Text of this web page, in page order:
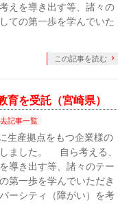
えを導き出す等、諸々の
ての第一歩を学んでいた
この記事を読む
育を受託（宮崎県）
記事一覧
産拠点をもつ企業様の
ました。 自ら考える、
導き出す等、諸々のテー
第一歩を学んでいただき
ーシティ（障がい）を考